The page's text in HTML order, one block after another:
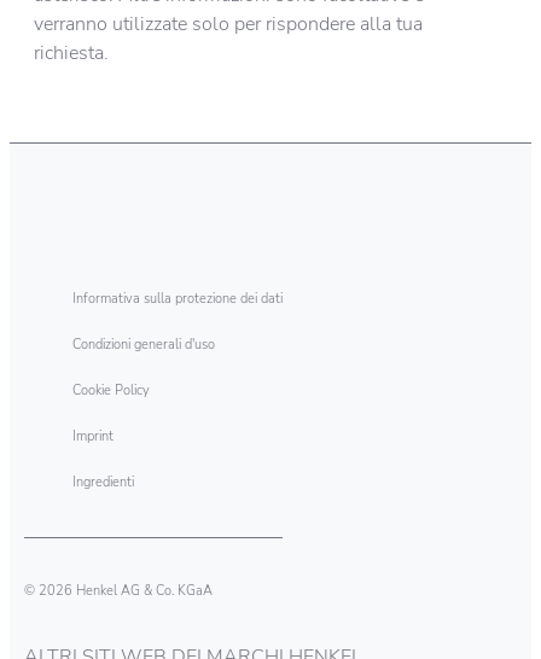
verranno utilizzate solo per rispondere alla tua
richiesta.
Informativa sulla protezione dei dati
Condizioni generali d'uso
Cookie Policy
Imprint
Ingredienti
© 2026 Henkel AG & Co. KGaA